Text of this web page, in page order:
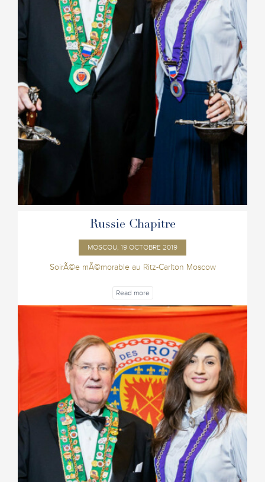
Russie Chapitre
MOSCOU, 19 OCTOBRE 2019
SoirÃ©e mÃ©morable au Ritz-Carlton Moscow
Read more